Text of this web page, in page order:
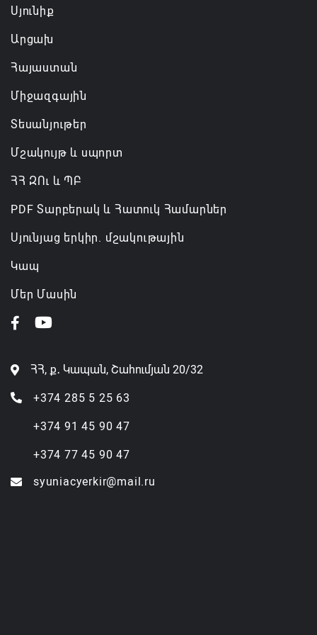
Սյունիք
Արցախ
Հայաստան
Միջազգային
Տեսանյութեր
Մշակույթ և սպորտ
ՀՀ ԶՈւ և ՊԲ
PDF Տարբերակ և Հատուկ Համարներ
Սյունյաց երկիր. մշակութային
Կապ
Մեր Մասին
ՀՀ, ք․ Կապան, Շահումյան 20/32
+374 285 5 25 63
+374 91 45 90 47
+374 77 45 90 47
syuniacyerkir@mail.ru